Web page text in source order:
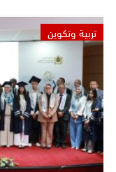
تربية وتكوين